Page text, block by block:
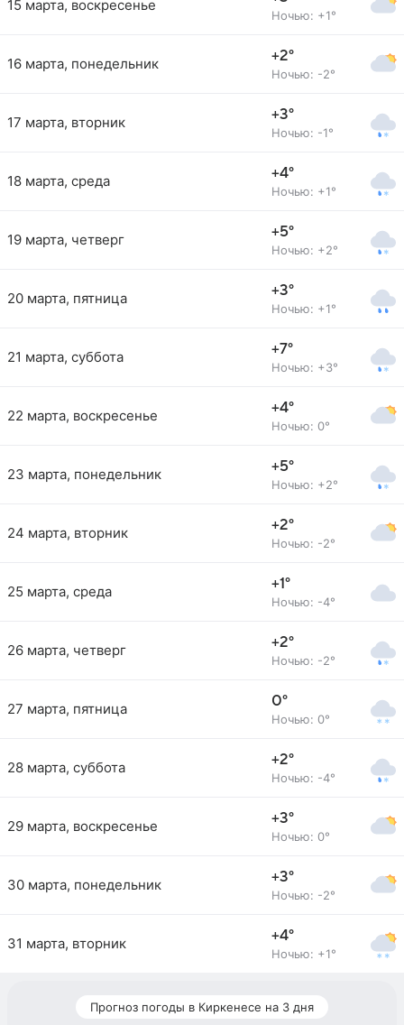
15 марта, воскресенье
Ночью: +1°
16 марта, понедельник +2°
Ночью: -2°
17 марта, вторник +3°
Ночью: -1°
18 марта, среда +4°
Ночью: +1°
19 марта, четверг +5°
Ночью: +2°
20 марта, пятница +3°
Ночью: +1°
21 марта, суббота +7°
Ночью: +3°
22 марта, воскресенье +4°
Ночью: 0°
23 марта, понедельник +5°
Ночью: +2°
24 марта, вторник +2°
Ночью: -2°
25 марта, среда +1°
Ночью: -4°
26 марта, четверг +2°
Ночью: -2°
27 марта, пятница 0°
Ночью: 0°
28 марта, суббота +2°
Ночью: -4°
29 марта, воскресенье +3°
Ночью: 0°
30 марта, понедельник +3°
Ночью: -2°
31 марта, вторник +4°
Ночью: +1°
Прогноз погоды в Киркенесе на 3 дня